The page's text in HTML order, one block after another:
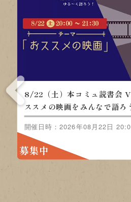
8/15（土）本コミュ読書会
ンジャンル-おすすめの本を語
開催日時：2026年08月15日
募集中